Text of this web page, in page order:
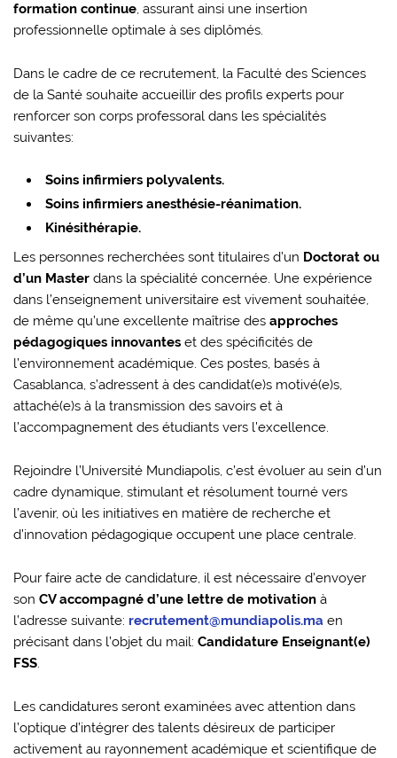
formation continue, assurant ainsi une insertion
professionnelle optimale à ses diplômés.
Dans le cadre de ce recrutement, la Faculté des Sciences
de la Santé souhaite accueillir des profils experts pour
renforcer son corps professoral dans les spécialités
suivantes:
Soins infirmiers polyvalents.
Soins infirmiers anesthésie-réanimation.
Kinésithérapie.
Les personnes recherchées sont titulaires d’un Doctorat ou
d’un Master dans la spécialité concernée. Une expérience
dans l’enseignement universitaire est vivement souhaitée,
de même qu’une excellente maîtrise des approches
pédagogiques innovantes et des spécificités de
l’environnement académique. Ces postes, basés à
Casablanca, s’adressent à des candidat(e)s motivé(e)s,
attaché(e)s à la transmission des savoirs et à
l’accompagnement des étudiants vers l’excellence.
Rejoindre l’Université Mundiapolis, c’est évoluer au sein d’un
cadre dynamique, stimulant et résolument tourné vers
l’avenir, où les initiatives en matière de recherche et
d’innovation pédagogique occupent une place centrale.
Pour faire acte de candidature, il est nécessaire d’envoyer
son CV accompagné d’une lettre de motivation à
l’adresse suivante: recrutement@mundiapolis.ma en
précisant dans l’objet du mail: Candidature Enseignant(e)
FSS.
Les candidatures seront examinées avec attention dans
l’optique d’intégrer des talents désireux de participer
activement au rayonnement académique et scientifique de